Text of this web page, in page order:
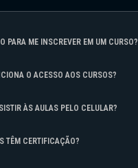
PARA ME INSCREVER EM UM CURSO?
O ACESSO AOS CURSOS?
ÀS AULAS PELO CELULAR?
TÊM CERTIFICAÇÃO?